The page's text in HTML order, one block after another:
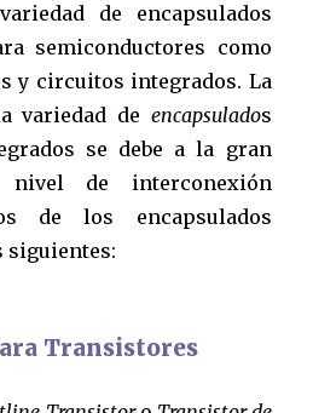
de encapsulados
semiconductores como
y circuitos integrados. La
variedad de encapsulados
se debe a la gran
de interconexión
de los encapsulados
siguientes:
Transistores